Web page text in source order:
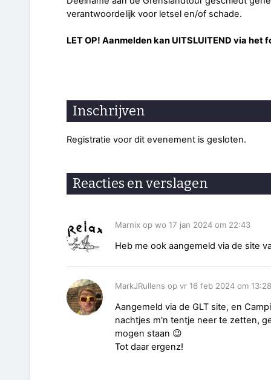
verantwoordelijk voor letsel en/of schade.
LET OP! Aanmelden kan UITSLUITEND via het
Inschrijven
Registratie voor dit evenement is gesloten.
Reacties en verslagen
Marnix op wo 17 jan 2024 om 22:43
Heb me ook aangemeld via de site
MarkJRullens op vr 16 feb 2024 om 13:28
Aangemeld via de GLT site, en
nachtjes m'n tentje neer te zetten,
mogen staan 😉
Tot daar ergenz!